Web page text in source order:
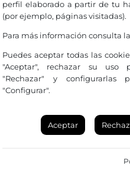
a la que pertenece:
Oficina:
900 / 967 140 404
perfil elaborado a partir de tu
(por ejemplo, páginas visitadas).
Para más información consulta la
Puedes aceptar todas las
"Aceptar", rechazar su uso
"Rechazar" y configurarlas
"Configurar".
Aceptar